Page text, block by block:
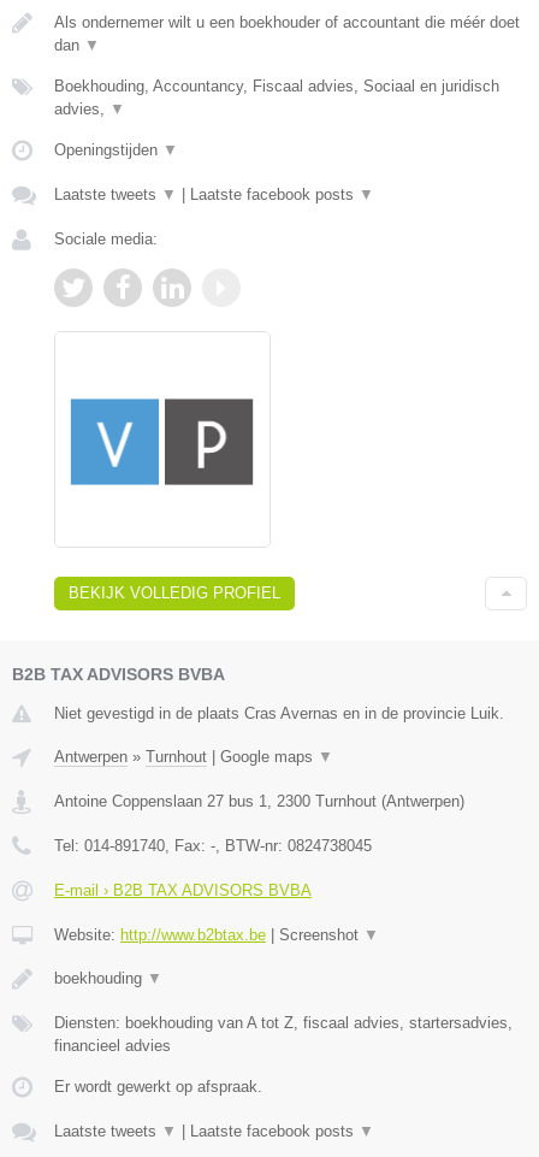
Als ondernemer wilt u een boekhouder of accountant die méér doet
dan ▼
Boekhouding, Accountancy, Fiscaal advies, Sociaal en juridisch
advies, ▼
Openingstijden ▼
Laatste tweets ▼ Laatste facebook posts ▼
Sociale media:
BEKIJK VOLLEDIG PROFIEL
B2B TAX ADVISORS BVBA
Niet gevestigd in de plaats Cras Avernas en in de provincie Luik.
Antwerpen » Turnhout Google maps ▼
Antoine Coppenslaan 27 bus 1, 2300 Turnhout (Antwerpen)
Tel: 014-891740, Fax: -, BTW-nr: 0824738045
E-mail › B2B TAX ADVISORS BVBA
Website: http://www.b2btax.be Screenshot ▼
boekhouding ▼
Diensten: boekhouding van A tot Z, fiscaal advies, startersadvies,
financieel advies
Er wordt gewerkt op afspraak.
Laatste tweets ▼ Laatste facebook posts ▼